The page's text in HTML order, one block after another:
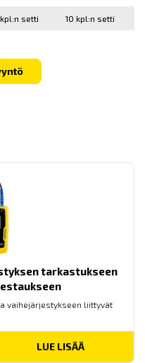
setti 10 kpl:n setti
tarkastukseen
vaihejärjestykseen liittyvät
LUE LISÄÄ